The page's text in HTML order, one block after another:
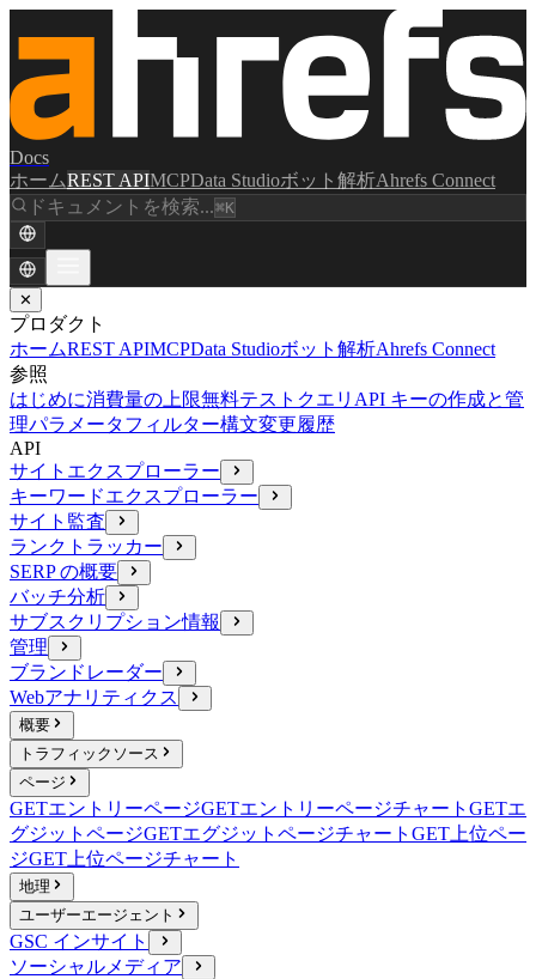
Docs
ホームREST APIMCPData Studioボット解析Ahrefs Connect
ドキュメントを検索...⌘K
✕
プロダクト
ホームREST APIMCPData Studioボット解析Ahrefs Connect
参照
はじめに消費量の上限無料テストクエリ API キーの作成と管
理パラメータフィルター構文変更履歴
API
サイトエクスプローラー
キーワードエクスプローラー
サイト監査
ランクトラッカー
SERP の概要
バッチ分析
サブスクリプション情報
管理
ブランドレーダー
Webアナリティクス
概要
トラフィックソース
ページ
GETエントリーページGETエントリーページチャート GETエ
グジットページGETエグジットページチャート GET 上位ペー
ジGET 上位ページチャート
地理
ユーザーエージェント
GSC インサイト
ソーシャルメディア